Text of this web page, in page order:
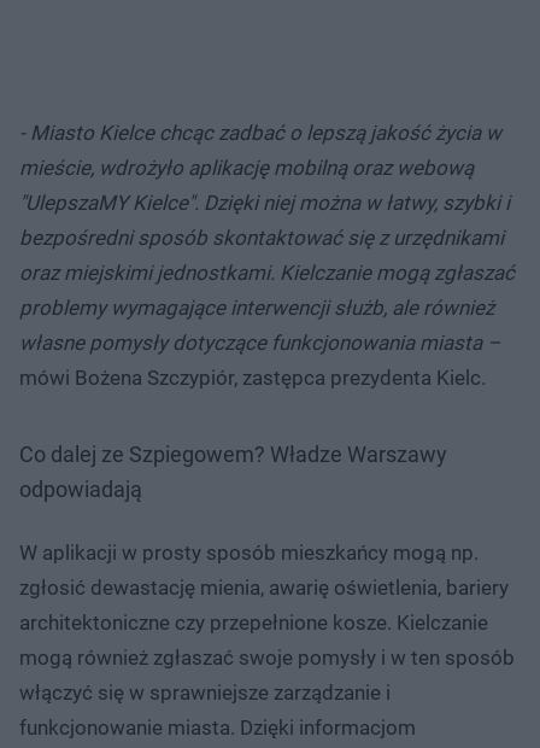
- Miasto Kielce chcąc zadbać o lepszą jakość życia w
mieście, wdrożyło aplikację mobilną oraz webową
"UlepszaMY Kielce". Dzięki niej można w łatwy, szybki i
bezpośredni sposób skontaktować się z urzędnikami
oraz miejskimi jednostkami. Kielczanie mogą zgłaszać
problemy wymagające interwencji służb, ale również
własne pomysły dotyczące funkcjonowania miasta –
mówi Bożena Szczypiór, zastępca prezydenta Kielc.
Co dalej ze Szpiegowem? Władze Warszawy
odpowiadają
W aplikacji w prosty sposób mieszkańcy mogą np.
zgłosić dewastację mienia, awarię oświetlenia, bariery
architektoniczne czy przepełnione kosze. Kielczanie
mogą również zgłaszać swoje pomysły i w ten sposób
włączyć się w sprawniejsze zarządzanie i
funkcjonowanie miasta. Dzięki informacjom